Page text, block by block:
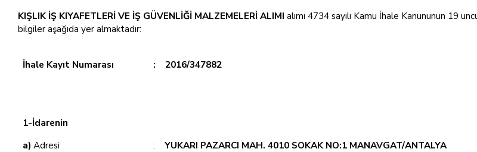
KIŞLIK İŞ KIYAFETLERİ VE İŞ GÜVENLİĞİ MALZEMELERİ ALIMI alımı 4734 sayılı Kamu İhale Kanununun 19
bilgiler aşağıda yer almaktadır:
İhale Kayıt Numarası : 2016/347882
1-İdarenin
a) Adresi :
YUKARI PAZARCI MAH. 4010 SOKAK NO:1 MANAVGAT/ANTALYA